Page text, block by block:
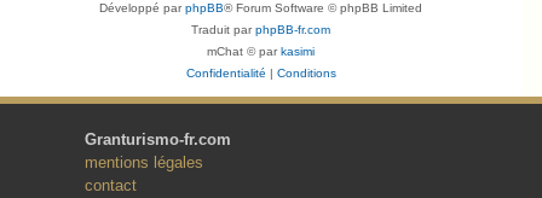
Développé parphpBB® Forum Software © phpBB Limited
Traduit parphpBB-fr.com
mChat © par kasimi
Confidentialité
Conditions
Granturismo-fr.com
mentions légales
contact